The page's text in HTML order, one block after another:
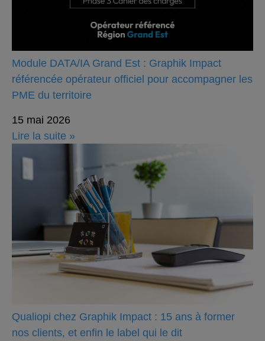
Module DATA/IA Grand Est : Graphik Impact
référencée opérateur officiel pour accompagner les
PME du territoire
15 mai 2026
Lire la suite »
Qualiopi chez Graphik Impact : 15 ans à former
nos clients, et enfin le label qui le dit